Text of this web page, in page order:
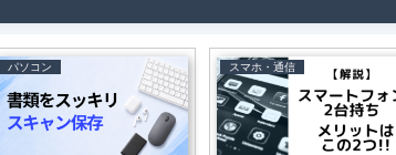
パソコン スマホ・通信